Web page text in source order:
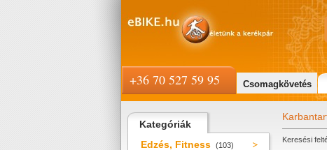
Kategóriák
Edzés, Fitness (103)
Keresési
+36 70 527 59 95 Csomagkövetés